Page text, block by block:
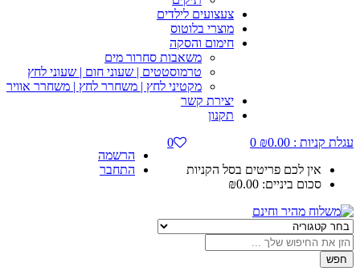
צעצועים לילדים
מוצרי בלוטוס
חימום והסקה
משאבות סחרור מים
טרמוסטטים | שעוני חום | שעוני לחץ
מקטיני לחץ | משחרר לחץ | משחרר אוויר
יצירת קשר
תקנון
עגלת קניות :
₪0.00
0
אין לכם פריטים בסל הקניות
סכום ביניים:
₪0.00
0
הרשמה
התחבר
חפש